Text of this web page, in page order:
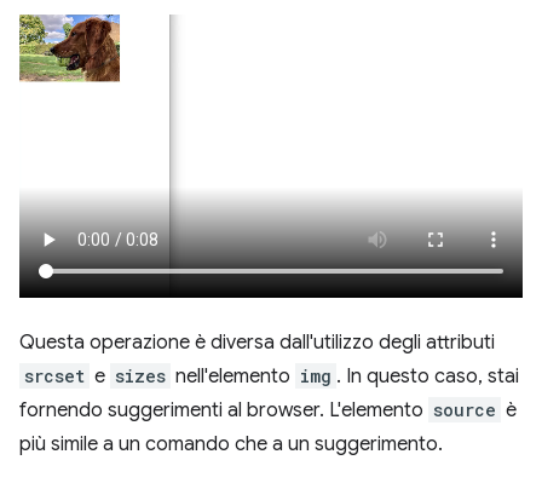
Questa operazione è diversa dall'utilizzo degli attributi
srcset e sizes nell'elemento img . In questo caso, stai
fornendo suggerimenti al browser. L'elemento source è
più simile a un comando che a un suggerimento.